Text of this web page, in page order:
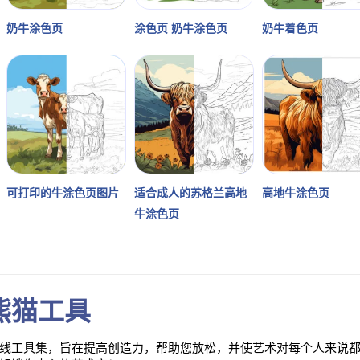
奶牛涂色页 涂色页 奶牛涂色页 奶牛着色页
可打印的牛涂色页图片
适合成人的苏格兰高地
牛涂色页
高地牛涂色页
猫工具
工具集，旨在提高创造力，帮助您放松，并使艺术对每个人来说